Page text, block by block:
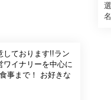
しております!!ラン
ワイナリーを中心に
事まで！ お好きな